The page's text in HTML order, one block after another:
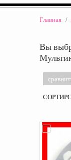
Главная /
Вы